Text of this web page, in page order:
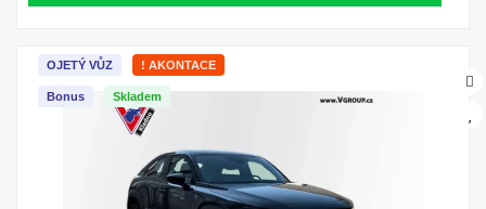
OJETÝ VŮZ ! AKONTACE
Skladem
Bonus